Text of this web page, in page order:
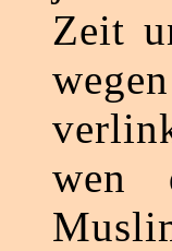
Zeit
wen